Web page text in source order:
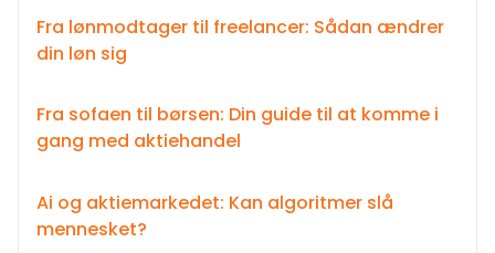
Fra lønmodtager til freelancer: Sådan ændrer
din løn sig
Fra sofaen til børsen: Din guide til at komme i
gang med aktiehandel
Ai og aktiemarkedet: Kan algoritmer slå
mennesket?